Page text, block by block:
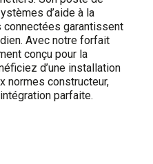
d’aide à la
garantissent
Avec notre forfait
conçu pour la
d’une installation
normes constructeur,
parfaite.